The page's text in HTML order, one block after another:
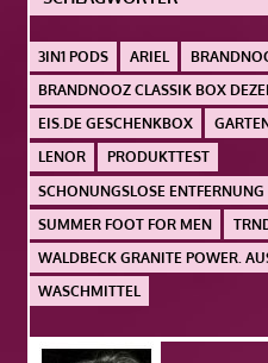
3IN1 PODS ARIEL
BRANDNOOZ CLASSIK BOX
EIS.DE GESCHENKBOX
LENOR
PRODUKTTEST
SCHONUNGSLOSE
SUMMER FOOT FOR MEN
WALDBECK GRANITE POWER.
WASCHMITTEL